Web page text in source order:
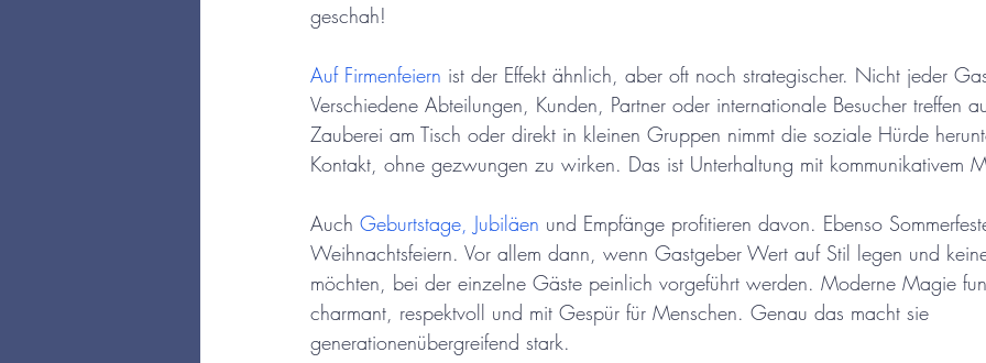
geschah!
Auf Firmenfeiern ist der Effekt ähnlich, aber oft noch strategischer. Nicht jeder
Verschiedene Abteilungen, Kunden, Partner oder internationale Besucher treffen
Zauberei am Tisch oder direkt in kleinen Gruppen nimmt die soziale Hürde
Kontakt, ohne gezwungen zu wirken. Das ist Unterhaltung mit kommunikativem
Auch Geburtstage, Jubiläen und Empfänge profitieren davon. Ebenso
Weihnachtsfeiern. Vor allem dann, wenn Gastgeber Wert auf Stil legen und
möchten, bei der einzelne Gäste peinlich vorgeführt werden. Moderne Magie
charmant, respektvoll und mit Gespür für Menschen. Genau das macht sie
generationenübergreifend stark.